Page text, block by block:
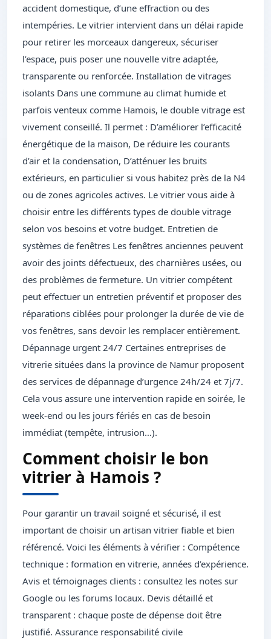
accident domestique, d’une effraction ou des
intempéries. Le vitrier intervient dans un délai rapide
pour retirer les morceaux dangereux, sécuriser
l’espace, puis poser une nouvelle vitre adaptée,
transparente ou renforcée. Installation de vitrages
isolants Dans une commune au climat humide et
parfois venteux comme Hamois, le double vitrage est
vivement conseillé. Il permet : D’améliorer l’efficacité
énergétique de la maison, De réduire les courants
d’air et la condensation, D’atténuer les bruits
extérieurs, en particulier si vous habitez près de la N4
ou de zones agricoles actives. Le vitrier vous aide à
choisir entre les différents types de double vitrage
selon vos besoins et votre budget. Entretien de
systèmes de fenêtres Les fenêtres anciennes peuvent
avoir des joints défectueux, des charnières usées, ou
des problèmes de fermeture. Un vitrier compétent
peut effectuer un entretien préventif et proposer des
réparations ciblées pour prolonger la durée de vie de
vos fenêtres, sans devoir les remplacer entièrement.
Dépannage urgent 24/7 Certaines entreprises de
vitrerie situées dans la province de Namur proposent
des services de dépannage d’urgence 24h/24 et 7j/7.
Cela vous assure une intervention rapide en soirée, le
week-end ou les jours fériés en cas de besoin
immédiat (tempête, intrusion…).
Comment choisir le bon
vitrier à Hamois ?
Pour garantir un travail soigné et sécurisé, il est
important de choisir un artisan vitrier fiable et bien
référencé. Voici les éléments à vérifier : Compétence
technique : formation en vitrerie, années d’expérience.
Avis et témoignages clients : consultez les notes sur
Google ou les forums locaux. Devis détaillé et
transparent : chaque poste de dépense doit être
justifié. Assurance responsabilité civile